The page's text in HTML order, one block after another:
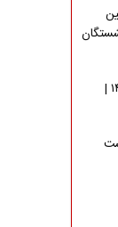
برنامه قطعی برق تهران یکشنبه ۱۸ مرداد ۱۴۰۵ |